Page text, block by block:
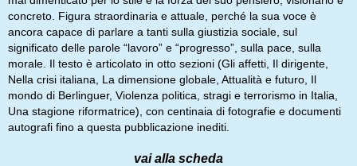
concreto. Figura straordinaria e attuale, perché la sua voce è
ancora capace di parlare a tanti sulla giustizia sociale, sul
significato delle parole “lavoro” e “progresso”, sulla pace, sulla
morale. Il testo è articolato in otto sezioni (Gli affetti, Il dirigente,
Nella crisi italiana, La dimensione globale, Attualità e futuro, Il
mondo di Berlinguer, Violenza politica, stragi e terrorismo in Italia,
Una stagione riformatrice), con centinaia di fotografie e documenti
autografi fino a questa pubblicazione inediti.
vai alla scheda